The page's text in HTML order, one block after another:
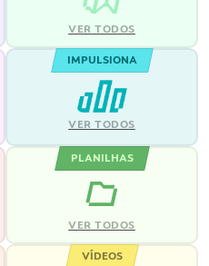
VER TODOS
IMPULSIONA
VER TODOS
PLANILHAS
VER TODOS
VÍDEOS